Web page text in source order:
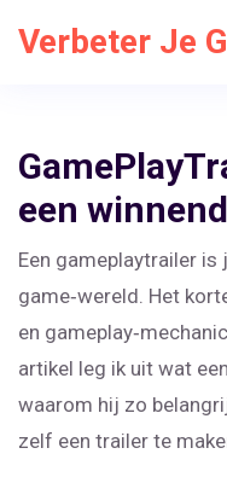
Verbeter Je
een
Een gameplaytrailer
game‑wereld. Het
en
artikel leg ik uit wat
waarom hij zo
zelf een trailer te